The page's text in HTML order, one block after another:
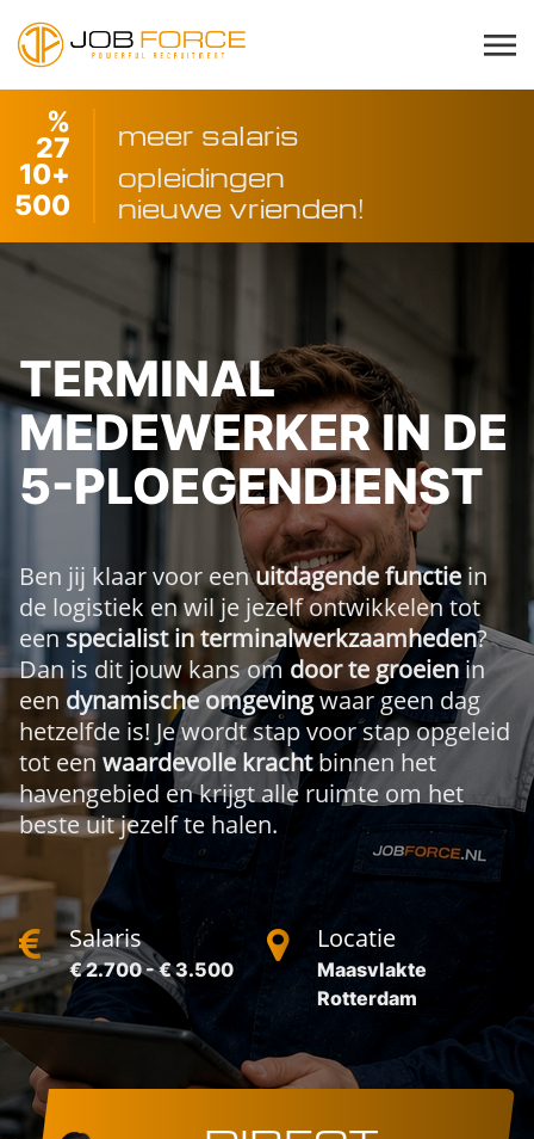
%
27
meer salaris
+
10
opleidingen
500
nieuwe vrienden!
TERMINAL
MEDEWERKER IN DE
5-PLOEGENDIENST
Ben jij klaar voor eenuitdagende functiein
de logistiek en wil je jezelf ontwikkelen tot
eenspecialist in terminalwerkzaamheden?
Dan is dit jouw kans om door te groeienin
een dynamische omgevingwaar geen dag
hetzelfde is! Je wordt stap voor stap opgeleid
tot een waardevolle krachtbinnen het
havengebied en krijgt alle ruimte om het
beste uit jezelf te halen.
Salaris
€ 2.700 - € 3.500
Locatie
Maasvlakte
Rotterdam